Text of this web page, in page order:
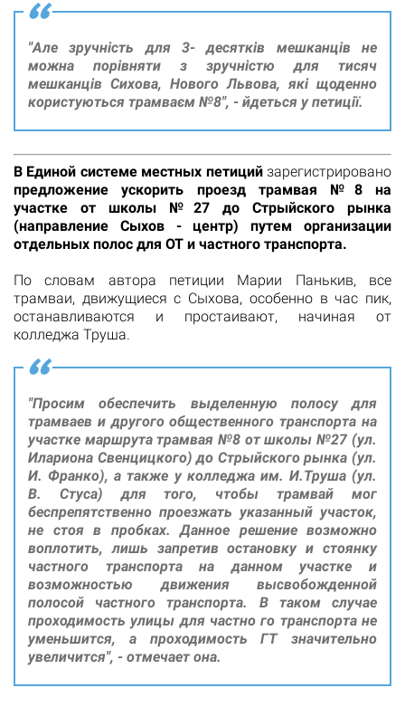
"Але зручність для 3- десятків мешканців не
можна порівняти з зручністю для тисяч
мешканців Сихова, Нового Львова, які щоденно
користуються трамваєм №8", - йдеться у петиції.
В Единой системе местных петиций зарегистрировано
предложение ускорить проезд трамвая №8 на
участке от школы №27 до Стрыйского рынка
(направление Сыхов - центр) путем организации
отдельных полос для ОТ и частного транспорта.
По словам автора петиции Марии Панькив, все
трамваи, движущиеся с Сыхова, особенно в час пик,
останавливаются и простаивают, начиная от
колледжа Труша.
"Просим обеспечить выделенную полосу для
трамваев и другого общественного транспорта на
участке маршрута трамвая №8 от школы №27 (ул.
Илариона Свенцицкого) до Стрыйского рынка (ул.
И. Франко), а также у колледжа им. И.Труша (ул.
В. Стуса) для того, чтобы трамвай мог
беспрепятственно проезжать указанный участок,
не стоя в пробках. Данное решение возможно
воплотить, лишь запретив остановку и стоянку
частного транспорта на данном участке и
возможностью движения высвобожденной
полосой частного транспорта. В таком случае
проходимость улицы для частно го транспорта не
уменьшится, а проходимость ГТ значительно
увеличится", - отмечает она.